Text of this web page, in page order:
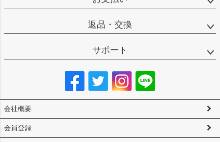
返品・交換
サポート
会社概要
会員登録